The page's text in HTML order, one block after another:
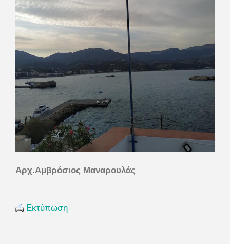
Αρχ.Αμβρόσιος Μαναρουλάς
Εκτύπωση